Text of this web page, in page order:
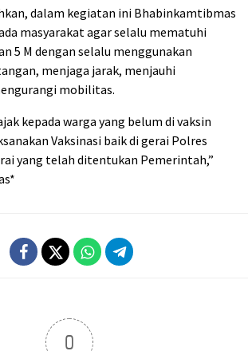
dalam kegiatan ini Bhabinkamtibmas
masyarakat agar selalu mematuhi
5 M dengan selalu menggunakan
menjaga jarak, menjauhi
mobilitas.
kepada warga yang belum di vaksin
Vaksinasi baik di gerai Polres
yang telah ditentukan Pemerintah,”
0